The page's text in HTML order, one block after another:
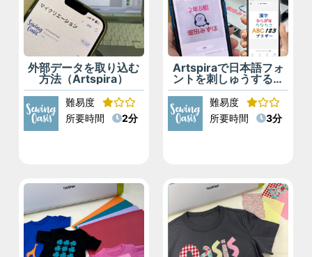
外部データを取り込む
方法（Artspira）
難易度
所要時間
2分
Artspiraで日本語フォ
ントを刺しゅうする方
法（Artspira）
難易度
所要時間
3分